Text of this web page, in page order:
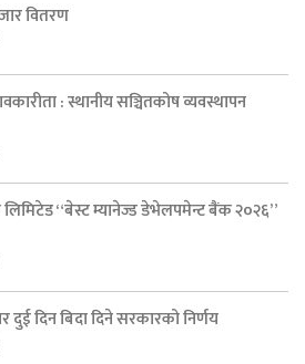
वितरण
: स्थानीय सञ्चितकोष व्यवस्थापन
“बेस्ट म्यानेज्ड डेभेलपमेन्ट बैंक २०२६”
दिन बिदा दिने सरकारको निर्णय